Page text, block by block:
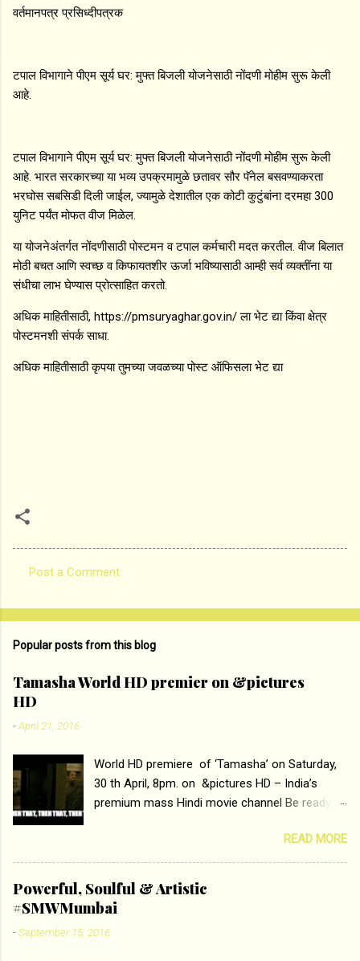
वर्तमानपत्र प्रसिध्दीपत्रक
टपाल विभागाने पीएम सूर्य घर: मुफ्त बिजली योजनेसाठी नोंदणी मोहीम सुरू केली
आहे.
टपाल विभागाने पीएम सूर्य घर: मुफ्त बिजली योजनेसाठी नोंदणी मोहीम सुरू केली
आहे. भारत सरकारच्या या भव्य उपक्रमामुळे छतावर सौर पॅनेल बसवण्याकरता
भरघोस सबसिडी दिली जाईल, ज्यामुळे देशातील एक कोटी कुटुंबांना दरमहा 300
युनिट पर्यंत मोफत वीज मिळेल.
या योजनेअंतर्गत नोंदणीसाठी पोस्टमन व टपाल कर्मचारी मदत करतील. वीज बिलात
मोठी बचत आणि स्वच्छ व किफायतशीर ऊर्जा भविष्यासाठी आम्ही सर्व व्यक्तींना या
संधीचा लाभ घेण्यास प्रोत्साहित करतो.
अधिक माहितीसाठी, https://pmsuryaghar.gov.in/ ला भेट द्या किंवा क्षेत्र
पोस्टमनशी संपर्क साधा.
अधिक माहितीसाठी कृपया तुमच्या जवळच्या पोस्ट ऑफिसला भेट द्या
o
e
n
t
Post a Comment
Popular posts from this blog
Tamasha World HD premier on &pictures
HD
-April 21, 2016
World HD premiere of ‘Tamasha’ on Saturday,
30 th April, 8pm. on &pictures HD – India’s
premium mass Hindi movie channel Be ready at
Deepika Padukone and Ranbir Kapoor with the
ace director Imtiaz Ali only on &pictures HD
Tamasha , directed by the luminous Imtiaz Ali,
starring Deepika Padukone & Ranbir Kapoor is a
movie about the journey of a young man who
has lost his edge trying to behave according to
READ MORE
Powerful, Soulful & Artistic
#SMWMumbai
-September 15, 2016